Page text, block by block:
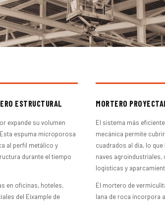
ESTRUCTURAL
expande su volumen
espuma microporosa
al perfil metálico y
durante el tiempo
en oficinas, hoteles,
del Eixample de
MORTERO
El sistema más
mecánica permite
cuadrados al día, lo
naves
logísticas y
El mortero de
lana de roca incorpora